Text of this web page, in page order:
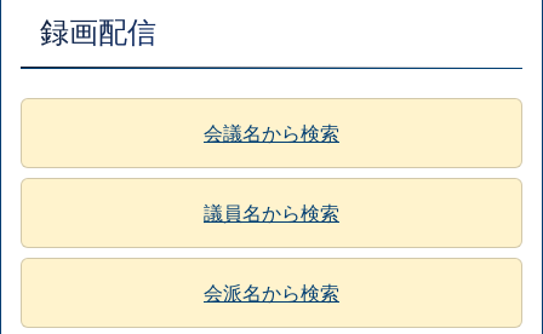
録画配信
会議名から検索
議員名から検索
会派名から検索